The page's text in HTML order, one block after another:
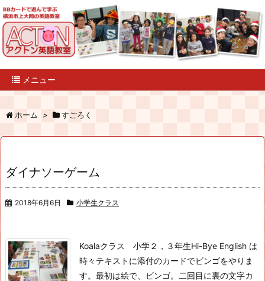
メニュー
ホーム > すごろく
ダイナソーゲーム
2018年6月6日 小学生クラス
Koalaクラス 小学２，３年生Hi-Bye English は
時々テキストに添付のカードでビンゴをやりま
す。 最初は絵で、ビンゴ。二回目に裏の文字カ